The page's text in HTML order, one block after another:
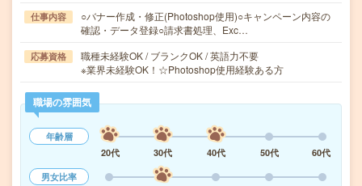
仕事内容
○バナー作成・修正(Photoshop使用)○キャンペーン内容の
確認・データ登録○請求書処理、Exc…
応募資格
職種未経験OK / ブランクOK / 英語力不要
※業界未経験OK！☆Photoshop使用経験ある方
職場の雰囲気
年齢層
20代
30代 40代 50代
60代
男女比率